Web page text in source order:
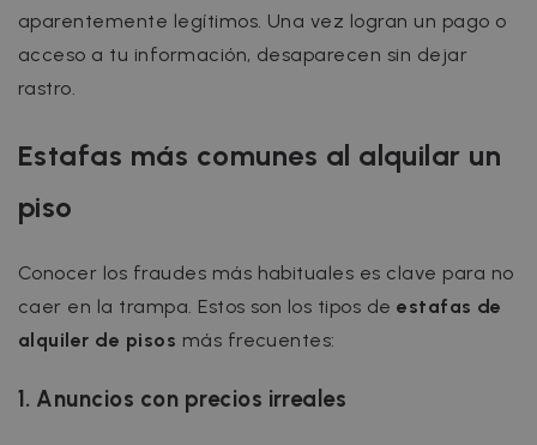
aparentemente legítimos. Una vez logran un pago o
acceso a tu información, desaparecen sin dejar
rastro.
Estafas más comunes al alquilar un
piso
Conocer los fraudes más habituales es clave para no
caer en la trampa. Estos son los tipos deestafas de
alquiler de pisos más frecuentes:
1. Anuncios con precios irreales